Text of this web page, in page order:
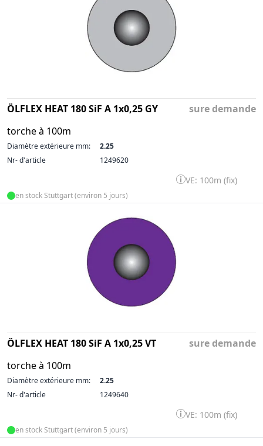
ÖLFLEX HEAT 180 SiF A 1x0,25 GY
torche à 100m
sure demande
Diamètre extérieure mm:
2.25
Nr- d'article
1249620
VE: 100m (fix)
en stock Stuttgart (environ 5 jours)
ÖLFLEX HEAT 180 SiF A 1x0,25 VT
torche à 100m
sure demande
Diamètre extérieure mm:
2.25
Nr- d'article
1249640
VE: 100m (fix)
en stock Stuttgart (environ 5 jours)